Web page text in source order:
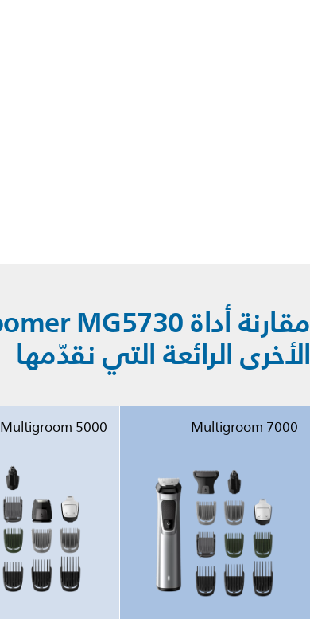
الأخرى الرائعة التي نقدّمها
Multigroom 7000
Multigroom 5000